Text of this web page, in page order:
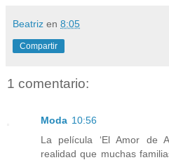
Beatriz en 8:05
Compartir
1 comentario:
Moda 10:56
La película ‘El Amor de
realidad que muchas